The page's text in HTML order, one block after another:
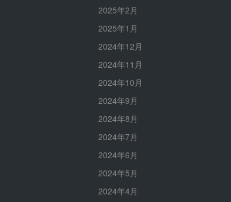
2025年2月
2025年1月
2024年12月
2024年11月
2024年10月
2024年9月
2024年8月
2024年7月
2024年6月
2024年5月
2024年4月